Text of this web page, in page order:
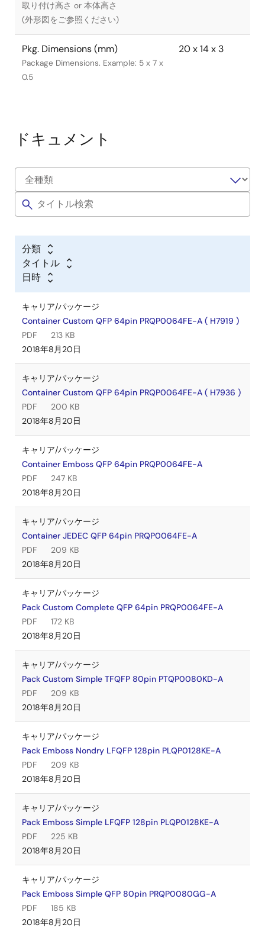
取り付け高さ or 本体高さ
(外形図をご参照ください)
Pkg. Dimensions (mm)
Package Dimensions. Example: 5 x 7 x
0.5
20 x 14 x 3
ドキュメント
分類
タイトル
日時
キャリア/パッケージ
Container Custom QFP 64pin PRQP0064FE-A ( H7919 )
PDF
213 KB
2018年8月20日
キャリア/パッケージ
Container Custom QFP 64pin PRQP0064FE-A ( H7936 )
PDF
200 KB
2018年8月20日
キャリア/パッケージ
Container Emboss QFP 64pin PRQP0064FE-A
PDF
247 KB
2018年8月20日
キャリア/パッケージ
Container JEDEC QFP 64pin PRQP0064FE-A
PDF
209 KB
2018年8月20日
キャリア/パッケージ
Pack Custom Complete QFP 64pin PRQP0064FE-A
PDF
172 KB
2018年8月20日
キャリア/パッケージ
Pack Custom Simple TFQFP 80pin PTQP0080KD-A
PDF
209 KB
2018年8月20日
キャリア/パッケージ
Pack Emboss Nondry LFQFP 128pin PLQP0128KE-A
PDF
209 KB
2018年8月20日
キャリア/パッケージ
Pack Emboss Simple LFQFP 128pin PLQP0128KE-A
PDF
225 KB
2018年8月20日
キャリア/パッケージ
Pack Emboss Simple QFP 80pin PRQP0080GG-A
PDF
185 KB
2018年8月20日